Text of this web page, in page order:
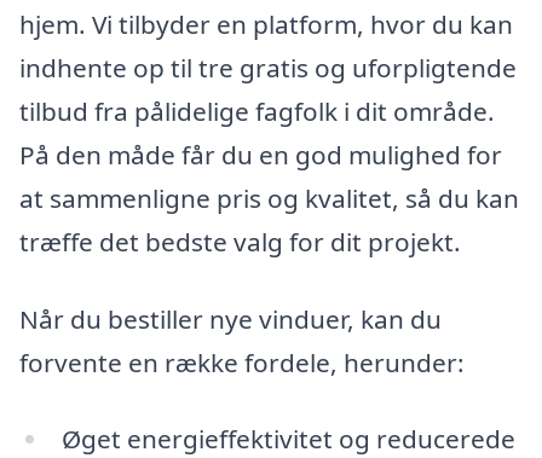
hjem. Vi tilbyder en platform, hvor du kan
indhente op til tre gratis og uforpligtende
tilbud fra pålidelige fagfolk i dit område.
På den måde får du en god mulighed for
at sammenligne pris og kvalitet, så du kan
træffe det bedste valg for dit projekt.
Når du bestiller nye vinduer, kan du
forvente en række fordele, herunder:
Øget energieffektivitet og reducerede